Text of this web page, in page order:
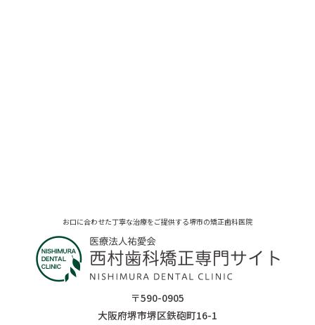
お口に合わせた丁寧な治療をご提供する堺市の矯正歯科医院
〒590-0905
大阪府堺市堺区鉄砲町16-1